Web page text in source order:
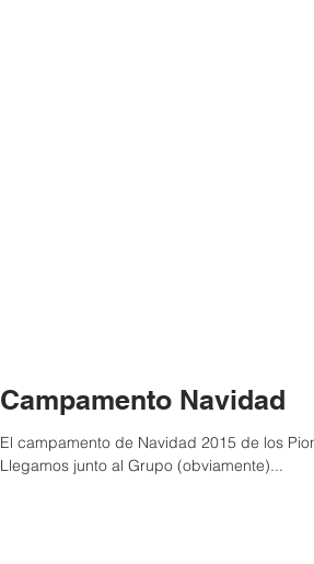
Campamento Navidad
El campamento de Navidad 2015 de los
Llegamos junto al Grupo (obviamente)...